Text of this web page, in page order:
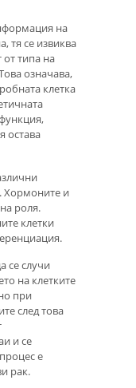
на
тя се извиква
типа на
означава,
клетка
остава
и
роля.
клетки
се случи
на клетките
при
след това
и се
е
рак.